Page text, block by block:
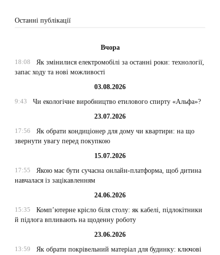
Останні публікації
Вчора
18:08
Як змінилися електромобілі за останні роки: технології,
запас ходу та нові можливості
03.08.2026
9:43
Чи екологічне виробництво етилового спирту «Альфа»?
23.07.2026
17:56
Як обрати кондиціонер для дому чи квартири: на що
звернути увагу перед покупкою
15.07.2026
17:55
Якою має бути сучасна онлайн-платформа, щоб дитина
навчалася із зацікавленням
24.06.2026
15:35
Комп’ютерне крісло біля столу: як кабелі, підлокітники
й підлога впливають на щоденну роботу
23.06.2026
13:59
Як обрати покрівельний матеріал для будинку: ключові